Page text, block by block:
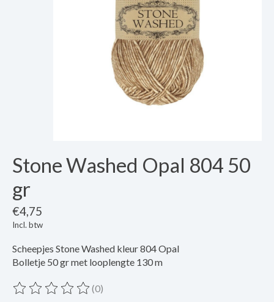
Stone Washed Opal 804 50
gr
€4,75
Incl. btw
Scheepjes Stone Washed kleur 804 Opal
Bolletje 50 gr met looplengte 130 m
De beoordeling van dit product is
(0)